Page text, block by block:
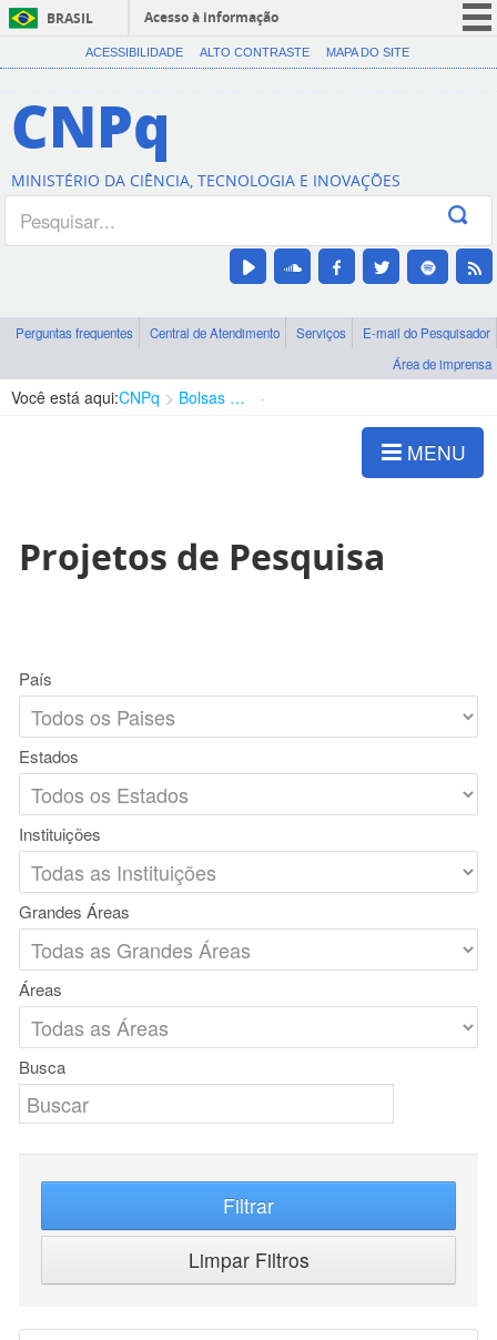
BRASIL
Acesso à informação
CORONAVÍRUS (COVID-19)
Canais
ACESSIBILIDADE ALTO CONTRASTE MAPA DO SITE
CNPq
MINISTÉRIO DA CIÊNCIA, TECNOLOGIA E INOVAÇÕES
Perguntas frequentes Central de Atendimento Serviços
E-mail do Pesquisador
Área de imprensa
Você está aqui:CNPq Bolsas e Auxílios Vigentes
MENU
Projetos de Pesquisa
País
Estados
Instituições
Grandes Áreas
Áreas
Busca
Filtrar
Limpar Filtros